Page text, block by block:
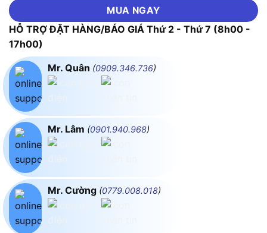
MUA NGAY
HỖ TRỢ ĐẶT HÀNG/BÁO GIÁ Thứ 2 - Thứ 7 (8h00 -
17h00)
Mr. Quân (0909.346.736)
Mr. Lâm (0901.940.968)
Mr. Cường (0779.008.018)